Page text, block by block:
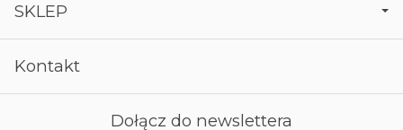
SKLEP
Kontakt
Dołącz do newslettera